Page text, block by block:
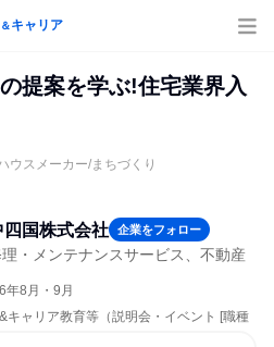
＆キャリア
提案を学ぶ!住宅業界入
ウスメーカー/まちづくり
国株式会社 企業をフォロー
・メンテナンスサービス、不動産
年8月・9月
キャリア教育等（説明会・イベント [職種